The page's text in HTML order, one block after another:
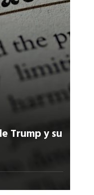
Trump y su